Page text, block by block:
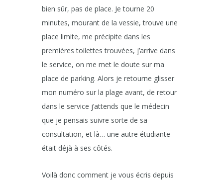
bien sûr, pas de place. Je tourne 20
minutes, mourant de la vessie, trouve une
place limite, me précipite dans les
premières toilettes trouvées, j’arrive dans
le service, on me met le doute sur ma
place de parking. Alors je retourne glisser
mon numéro sur la plage avant, de retour
dans le service j’attends que le médecin
que je pensais suivre sorte de sa
consultation, et là… une autre étudiante
était déjà à ses côtés.
Voilà donc comment je vous écris depuis